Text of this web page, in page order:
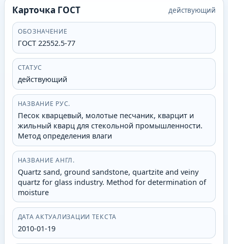
Карточка ГОСТ действующий
ОБОЗНАЧЕНИЕ
ГОСТ 22552.5-77
СТАТУС
действующий
НАЗВАНИЕ РУС.
Песок кварцевый, молотые песчаник, кварцит и
жильный кварц для стекольной промышленности.
Метод определения влаги
НАЗВАНИЕ АНГЛ.
Quartz sand, ground sandstone, quartzite and veiny
quartz for glass industry. Method for determination of
moisture
ДАТА АКТУАЛИЗАЦИИ ТЕКСТА
2010-01-19